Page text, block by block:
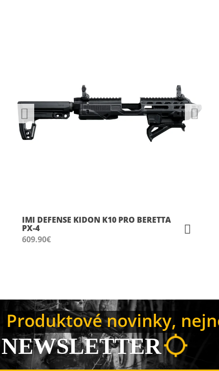
IMI DEFENSE KIDON K10 PRO BERETTA
PX-4
609.90€
Produktové novinky,
NEWSLETTER